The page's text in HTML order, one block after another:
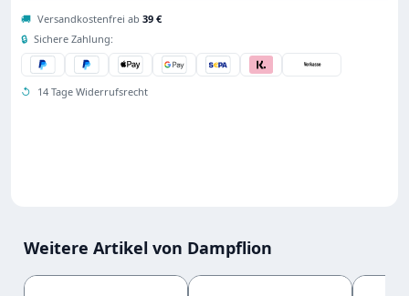
🚚 Versandkostenfrei ab 39 €
🔒 Sichere Zahlung:
↺ 14 Tage Widerrufsrecht
Weitere Artikel von Dampflion
Produktgalerie überspringen